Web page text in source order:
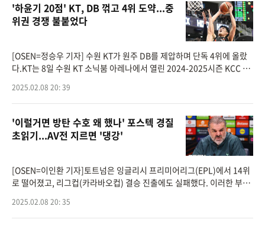
'하윤기 20점' KT, DB 꺾고 4위 도약...중
위권 경쟁 불붙었다
[OSEN=정승우 기자] 수원 KT가 원주 DB를 제압하며 단독 4위에 올랐
다.KT는 8일 수원 KT 소닉붐 아레나에서 열린 2024-2025시즌 KCC 프
를 기록했다. 반면, 5연패에 빠진 DB는
2025.02.08 20: 39
'이럴거면 방탄 수호 왜 했나' 포스텍 경질
초읽기...AV전 지르면 '댕강'
[OSEN=이인환 기자]토트넘은 잉글리시 프리미어리그(EPL)에서 14위
로 떨어졌고, 리그컵(카라바오컵) 결승 진출에도 실패했다. 이러한 부진
매체 ‘토트넘
2025.02.08 20: 35